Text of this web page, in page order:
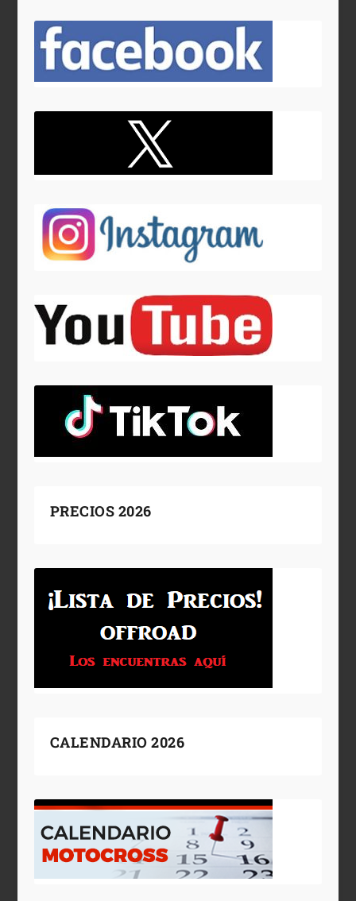
PRECIOS 2026
CALENDARIO 2026